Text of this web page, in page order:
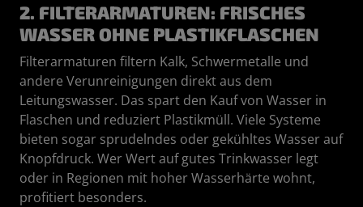
2. FILTERARMATUREN: FRISCHES
WASSER OHNE PLASTIKFLASCHEN
Filterarmaturen filtern Kalk, Schwermetalle und
andere Verunreinigungen direkt aus dem
Leitungswasser. Das spart den Kauf von Wasser in
Flaschen und reduziert Plastikmüll. Viele Systeme
bieten sogar sprudelndes oder gekühltes Wasser auf
Knopfdruck. Wer Wert auf gutes Trinkwasser legt
oder in Regionen mit hoher Wasserhärte wohnt,
profitiert besonders.